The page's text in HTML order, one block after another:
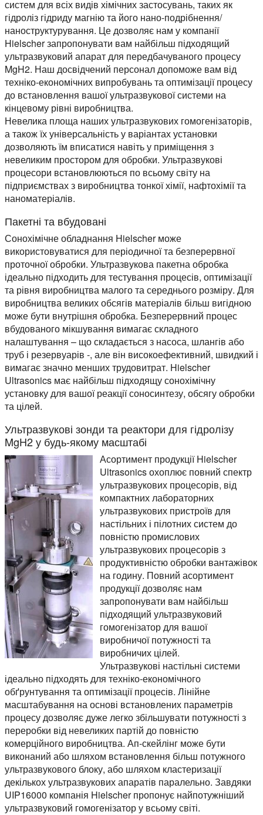
систем для всіх видів хімічних застосувань, таких як
гідроліз гідриду магнію та його нано-подрібнення/
наноструктурування. Це дозволяє нам у компанії
Hielscher запропонувати вам найбільш підходящий
ультразвуковий апарат для передбачуваного процесу
MgH2. Наш досвідчений персонал допоможе вам від
техніко-економічних випробувань та оптимізації процесу
до встановлення вашої ультразвукової системи на
кінцевому рівні виробництва.
Невелика площа наших ультразвукових гомогенізаторів,
а також їх універсальність у варіантах установки
дозволяють їм вписатися навіть у приміщення з
невеликим простором для обробки. Ультразвукові
процесори встановлюються по всьому світу на
підприємствах з виробництва тонкої хімії, нафтохімії та
наноматеріалів.
Пакетні та вбудовані
Сонохімічне обладнання Hielscher може
використовуватися для періодичної та безперервної
проточної обробки. Ультразвукова пакетна обробка
ідеально підходить для тестування процесів, оптимізації
та рівня виробництва малого та середнього розміру. Для
виробництва великих обсягів матеріалів більш вигідною
може бути внутрішня обробка. Безперервний процес
вбудованого мікшування вимагає складного
налаштування – що складається з насоса, шлангів або
труб і резервуарів -, але він високоефективний, швидкий і
вимагає значно менших трудовитрат. Hielscher
Ultrasonics має найбільш підходящу сонохімічну
установку для вашої реакції соносинтезу, обсягу обробки
та цілей.
Ультразвукові зонди та реактори для гідролізу
MgH2 у будь-якому масштабі
Асортимент продукції Hielscher
Ultrasonics охоплює повний спектр
ультразвукових процесорів, від
компактних лабораторних
ультразвукових пристроїв для
настільних і пілотних систем до
повністю промислових
ультразвукових процесорів з
продуктивністю обробки вантажівок
на годину. Повний асортимент
продукції дозволяє нам
запропонувати вам найбільш
підходящий ультразвуковий
гомогенізатор для вашої
виробничої потужності та
виробничих цілей.
Ультразвукові настільні системи
ідеально підходять для техніко-економічного
обґрунтування та оптимізації процесів. Лінійне
масштабування на основі встановлених параметрів
процесу дозволяє дуже легко збільшувати потужності з
переробки від невеликих партій до повністю
комерційного виробництва. Ап-скейлінг може бути
виконаний або шляхом встановлення більш потужного
ультразвукового блоку, або шляхом кластеризації
декількох ультразвукових апаратів паралельно. Завдяки
UIP16000 компанія Hielscher пропонує найпотужніший
ультразвуковий гомогенізатор у всьому світі.